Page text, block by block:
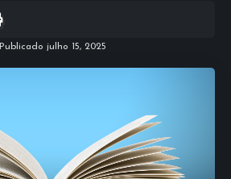
Publicado julho 15, 2025